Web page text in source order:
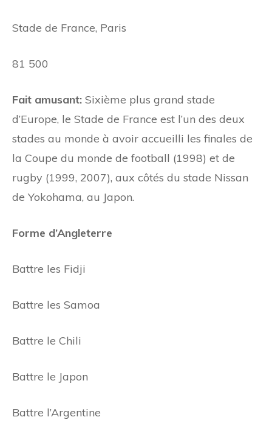
Stade de France, Paris
81 500
Fait amusant: Sixième plus grand stade
d’Europe, le Stade de France est l’un des deux
stades au monde à avoir accueilli les finales de
la Coupe du monde de football (1998) et de
rugby (1999, 2007), aux côtés du stade Nissan
de Yokohama, au Japon.
Forme d’Angleterre
Battre les Fidji
Battre les Samoa
Battre le Chili
Battre le Japon
Battre l’Argentine